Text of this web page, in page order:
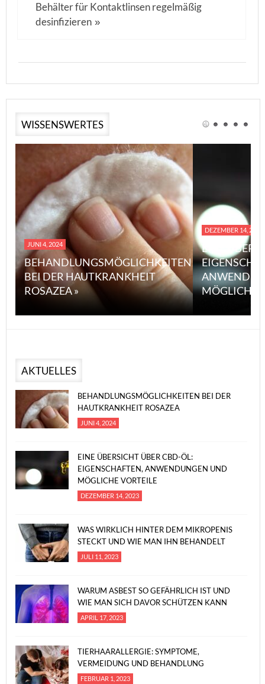
Behälter für Kontaktlinsen regelmäßig
desinfizieren »
WISSENSWERTES
JUNI 4, 2024
BEHANDLUNGSMÖGLICHKEITEN
BEI DER HAUTKRANKHEIT
ROSAZEA »
DEZEMBER 14, 2023
EINE
MÖGLICHE
AKTUELLES
BEHANDLUNGSMÖGLICHKEITEN BEI DER
HAUTKRANKHEIT ROSAZEA
JUNI 4, 2024
EINE ÜBERSICHT ÜBER CBD-ÖL:
EIGENSCHAFTEN, ANWENDUNGEN UND
MÖGLICHE VORTEILE
DEZEMBER 14, 2023
WAS WIRKLICH HINTER DEM MIKROPENIS
STECKT UND WIE MAN IHN BEHANDELT
JULI 11, 2023
WARUM ASBEST SO GEFÄHRLICH IST UND
WIE MAN SICH DAVOR SCHÜTZEN KANN
APRIL 17, 2023
TIERHAARALLERGIE: SYMPTOME,
VERMEIDUNG UND BEHANDLUNG
FEBRUAR 1, 2023